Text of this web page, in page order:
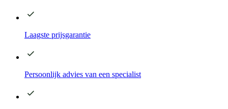
Laagste prijsgarantie
Persoonlijk advies van een specialist